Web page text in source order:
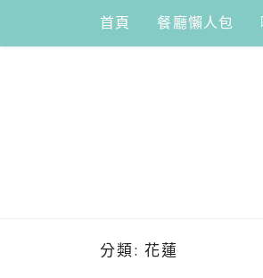
content
首頁 餐廳懶人包
分類: 花蓮